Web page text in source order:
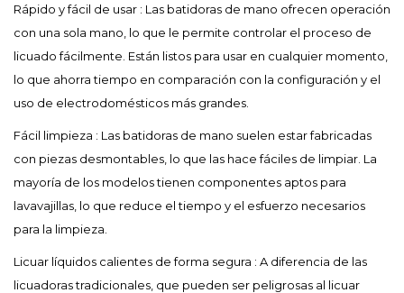
Rápido y fácil de usar : Las batidoras de mano ofrecen operación
con una sola mano, lo que le permite controlar el proceso de
licuado fácilmente. Están listos para usar en cualquier momento,
lo que ahorra tiempo en comparación con la configuración y el
uso de electrodomésticos más grandes.
Fácil limpieza : Las batidoras de mano suelen estar fabricadas
con piezas desmontables, lo que las hace fáciles de limpiar. La
mayoría de los modelos tienen componentes aptos para
lavavajillas, lo que reduce el tiempo y el esfuerzo necesarios
para la limpieza.
Licuar líquidos calientes de forma segura : A diferencia de las
licuadoras tradicionales, que pueden ser peligrosas al licuar